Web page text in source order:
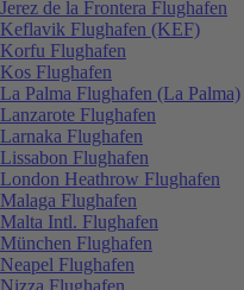
Jerez de la Frontera Flughafen
Keflavik Flughafen (KEF)
Korfu Flughafen
Kos Flughafen
La Palma Flughafen (La Palma)
Lanzarote Flughafen
Larnaka Flughafen
Lissabon Flughafen
London Heathrow Flughafen
Malaga Flughafen
Malta Intl. Flughafen
München Flughafen
Neapel Flughafen
Nizza Flughafen